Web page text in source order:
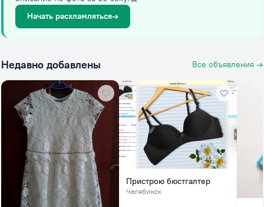
Начать расхламляться→
Недавно добавлены Все объявления →
Пристрою бюстгалтер
Челябинск